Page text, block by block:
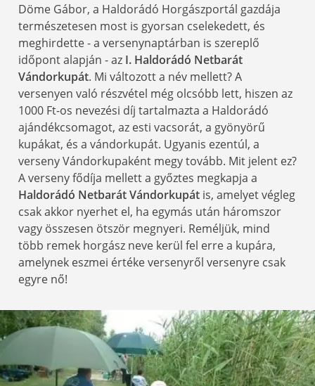
Döme Gábor, a Haldorádó Horgászportál gazdája
természetesen most is gyorsan cselekedett, és
meghirdette - a versenynaptárban is szereplő
időpont alapján - az I. Haldorádó Netbarát
Vándorkupát. Mi változott a név mellett? A
versenyen való részvétel még olcsóbb lett, hiszen az
1000 Ft-os nevezési díj tartalmazta a Haldorádó
ajándékcsomagot, az esti vacsorát, a gyönyörű
kupákat, és a vándorkupát. Ugyanis ezentúl, a
verseny Vándorkupaként megy tovább. Mit jelent ez?
A verseny fődíja mellett a győztes megkapja a
Haldorádó Netbarát Vándorkupát is, amelyet végleg
csak akkor nyerhet el, ha egymás után háromszor
vagy összesen ötször megnyeri. Reméljük, mind
több remek horgász neve kerül fel erre a kupára,
amelynek eszmei értéke versenyről versenyre csak
egyre nő!